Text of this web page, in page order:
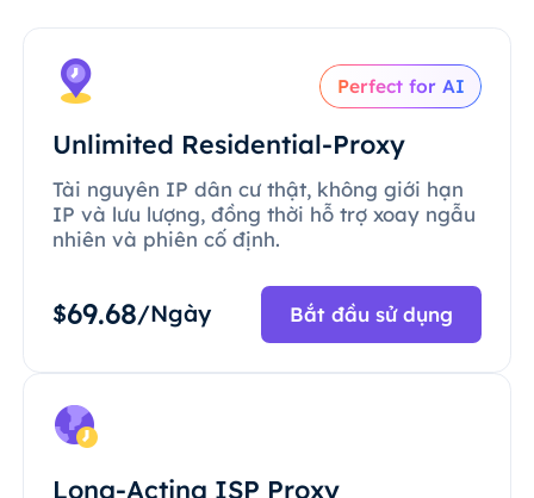
Perfect for AI
Unlimited Residential-Proxy
Tài nguyên IP dân cư thật, không giới hạn
IP và lưu lượng, đồng thời hỗ trợ xoay ngẫu
nhiên và phiên cố định.
$69.68/Ngày Bắt đầu sử dụng
Long-Acting ISP Proxy